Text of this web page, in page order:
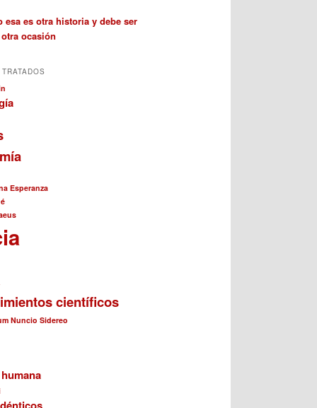
esa es otra historia y debe ser
ocasión
Esperanza
científicos
Nuncio Sidereo